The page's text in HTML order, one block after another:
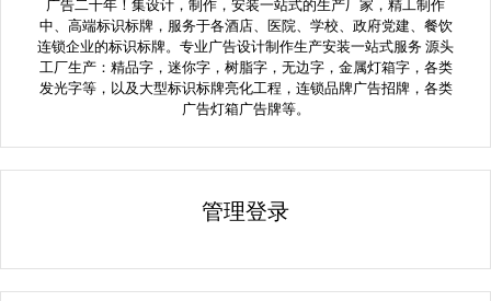
广告二十年！集设计，制作，安装一站式的生产厂家，精工制作
中、高端标识标牌，服务于各酒店、医院、学校、政府党建、餐饮
连锁企业的标识标牌。专业广告设计制作生产安装一站式服务 源头
工厂生产：精品字，迷你字，树脂字，无边字，金属灯箱字，各类
发光字等，以及大型标识标牌亮化工程，连锁品牌广告招牌，各类
广告灯箱广告牌等。
管理登录